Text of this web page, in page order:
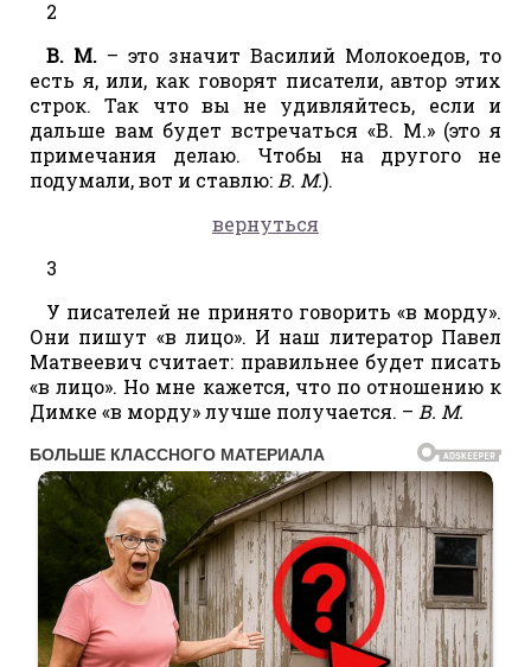
2
В. М. – это значит Василий Молокоедов, то
есть я, или, как говорят писатели, автор этих
строк. Так что вы не удивляйтесь, если и
дальше вам будет встречаться «В. М.» (это я
примечания делаю. Чтобы на другого не
подумали, вот и ставлю: В. М.).
вернуться
3
У писателей не принято говорить «в морду».
Они пишут «в лицо». И наш литератор Павел
Матвеевич считает: правильнее будет писать
«в лицо». Но мне кажется, что по отношению к
Димке «в морду» лучше получается. – В. М.